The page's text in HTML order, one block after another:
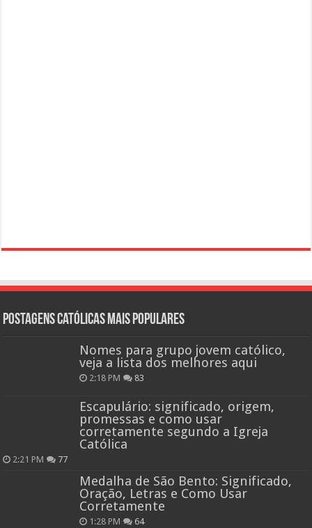
Postagens católicas mais Populares
Nomes para grupo jovem católico,
veja a lista dos melhores aqui
2:18 PM 83
Escapulário: significado, origem,
promessas e como usar
corretamente segundo a Igreja
Católica
2:21 PM 77
Medalha de São Bento: Significado,
Oração, Letras e Como Usar
Corretamente
1:28 PM 64